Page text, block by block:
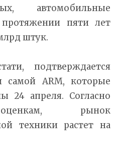
автомобильные
пяти лет
штук.
подтверждается
ARM, которые
24 апреля. Согласно
рынок
техники растет на